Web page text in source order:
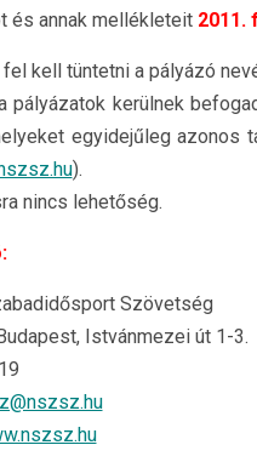
és annak mellékleteit2011.
kell tüntetni a pályázó
pályázatok kerülnek
egyidejűleg azonos
).
nincs lehetőség.
Szövetség
Istvánmezei út 1-3.